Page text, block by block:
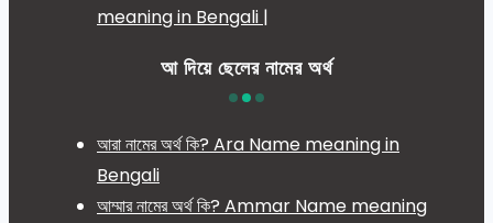
meaning in Bengali |
আ দিয়ে ছেলের নামের অর্থ
আরা নামের অর্থ কি? Ara Name meaning in
Bengali
আম্মার নামের অর্থ কি? Ammar Name meaning